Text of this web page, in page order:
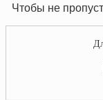
Чтобы не